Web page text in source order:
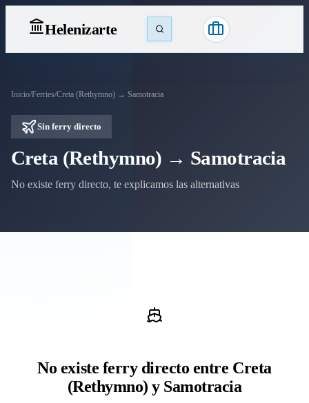
Helenizarte
Inicio/Ferries/Creta (Rethymno) → Samotracia
Sin ferry directo
Creta (Rethymno) → Samotracia
No existe ferry directo, te explicamos las alternativas
No existe ferry directo entre Creta
(Rethymno) y Samotracia